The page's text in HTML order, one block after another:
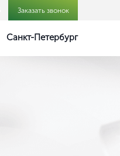
Заказать звонок
Санкт-Петербург